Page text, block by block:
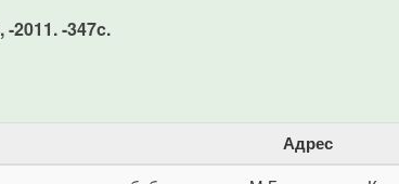
-347c.
Адрес